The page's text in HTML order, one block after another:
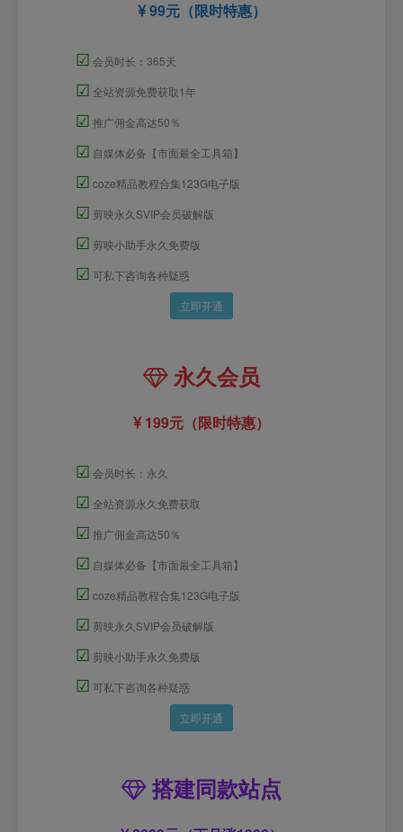
99元（限时特惠）
☑ 会员时长：365天
☑ 全站资源免费获取1年
☑ 推广佣金高达50％
☑ 自媒体必备【市面最全工具箱】
☑ coze精品教程合集123G电子版
☑ 剪映永久SVIP会员破解版
☑ 剪映小助手永久免费版
☑ 可私下咨询各种疑惑
立即开通
永久会员
199元（限时特惠）
☑ 会员时长：永久
☑ 全站资源永久免费获取
☑ 推广佣金高达50％
☑ 自媒体必备【市面最全工具箱】
☑ coze精品教程合集123G电子版
☑ 剪映永久SVIP会员破解版
☑ 剪映小助手永久免费版
☑ 可私下咨询各种疑惑
立即开通
搭建同款站点